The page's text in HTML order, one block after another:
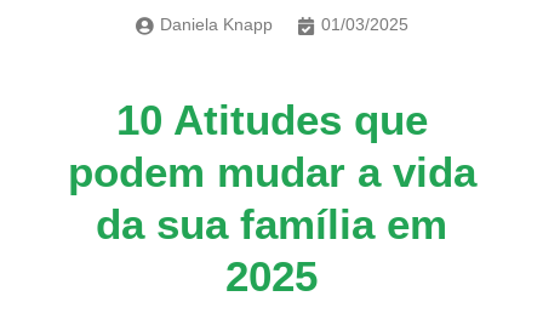
Daniela Knapp 01/03/2025
10 Atitudes que
podem mudar a vida
da sua família em
2025